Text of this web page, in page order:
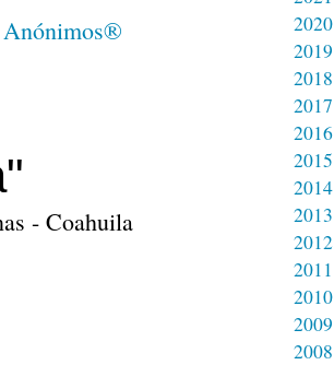
- Coahuila
2020
2019
2018
2017
2016
2015
2014
2013
2012
2011
2010
2009
2008